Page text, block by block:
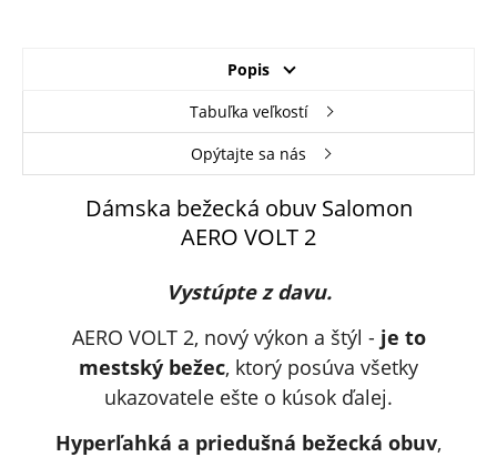
Popis
Tabuľka veľkostí
Opýtajte sa nás
Dámska bežecká obuv Salomon
AERO VOLT 2
Vystúpte z davu.
AERO VOLT 2, nový výkon a štýl - je to
mestský bežec, ktorý posúva všetky
ukazovatele ešte o kúsok ďalej.
Hyperľahká a priedušná bežecká obuv,